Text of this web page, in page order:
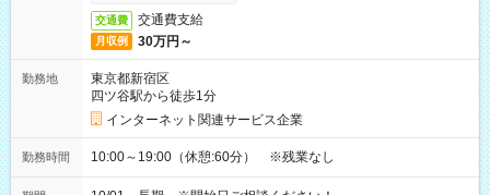
交通費 交通費支給
月収例 30万円～
勤務地
東京都新宿区
四ツ谷駅から徒歩1分
インターネット関連サービス企業
勤務時間 10:00～19:00（休憩:60分） ※残業なし